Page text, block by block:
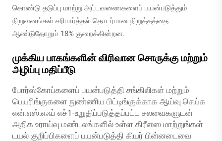
கொண்டு தடுப்பு மாற்று அட்டவணைகளைப் பயன்படுத்தும்
நிறுவனங்கள் சரிபார்த்தல் தொடர்பான நிறுத்தத்தை
ஆண்டுதோறும் 18% குறைக்கின்றன.
முக்கிய பாகங்களின் விரிவான சொருக்கு மற்றும்
அழிப்பு மதிப்பீடு
போர்ஸ்கோப்களைப் பயன்படுத்தி சங்கிலிகள் மற்றும்
பெயரிங்குகளை நுண்ணிய பிட்டிங்குக்காக ஆய்வு செய்க
என்.எஸ்.எஃப் எச்1-உறுதிப்படுத்தப்பட்ட சலவைகளுடன்
அதிக உராய்வு மண்டலங்களில் உள்ள கிரீஸை மாற்றுங்கள்
டயல் குறிப்பிகளைப் பயன்படுத்தி கியர் பின்னடைவை